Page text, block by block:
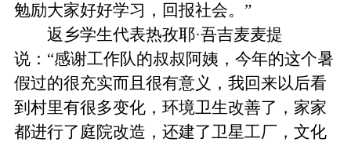
勉励大家好好学习，回报社会。”
返乡学生代表热孜耶·吾吉麦麦提
说：“感谢工作队的叔叔阿姨，今年的这个暑
假过的很充实而且很有意义，我回来以后看
到村里有很多变化，环境卫生改善了，家家
都进行了庭院改造，还建了卫星工厂，文化